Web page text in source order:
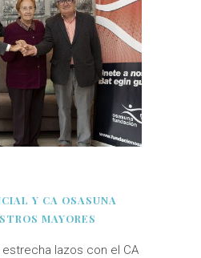
Y CA OSASUNA
MAYORES
lazos con el CA